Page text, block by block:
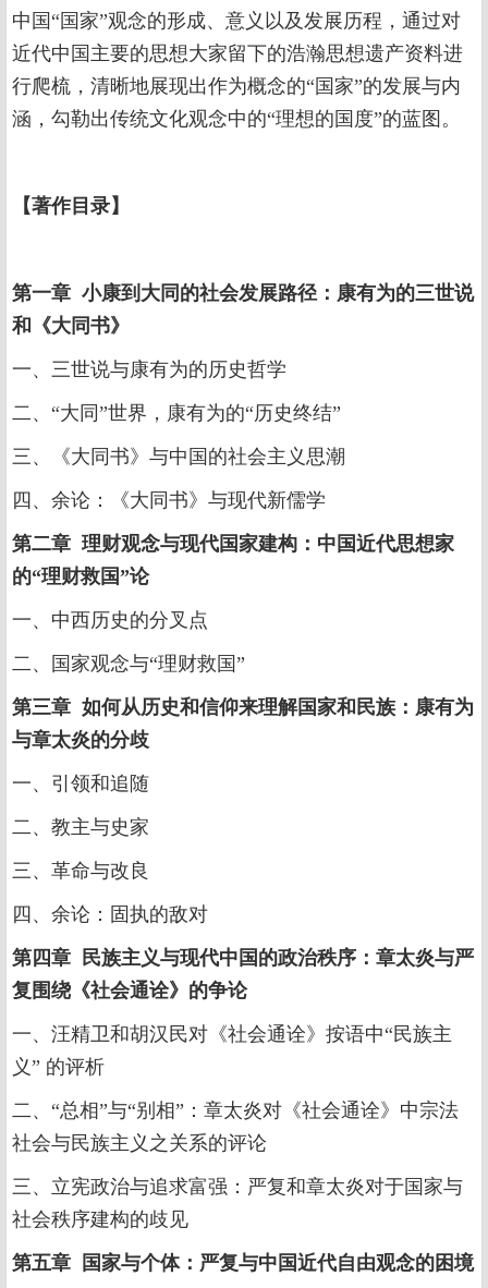
中国“国家”观念的形成、意义以及发展历程，通过对
近代中国主要的思想大家留下的浩瀚思想遗产资料进
行爬梳，清晰地展现出作为概念的“国家”的发展与内
涵，勾勒出传统文化观念中的“理想的国度”的蓝图。
【著作目录】
第一章 小康到大同的社会发展路径：康有为的三世说
和《大同书》
一、三世说与康有为的历史哲学
二、“大同”世界，康有为的“历史终结”
三、《大同书》与中国的社会主义思潮
四、余论：《大同书》与现代新儒学
第二章 理财观念与现代国家建构：中国近代思想家
的“理财救国”论
一、中西历史的分叉点
二、国家观念与“理财救国”
第三章 如何从历史和信仰来理解国家和民族：康有为
与章太炎的分歧
一、引领和追随
二、教主与史家
三、革命与改良
四、余论：固执的敌对
第四章 民族主义与现代中国的政治秩序：章太炎与严
复围绕《社会通诠》的争论
一、汪精卫和胡汉民对《社会通诠》按语中“民族主
义” 的评析
二、“总相”与“别相”：章太炎对《社会通诠》中宗法
社会与民族主义之关系的评论
三、立宪政治与追求富强：严复和章太炎对于国家与
社会秩序建构的歧见
第五章 国家与个体：严复与中国近代自由观念的困境